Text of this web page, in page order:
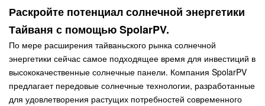
Раскройте потенциал солнечной энергетики
Тайваня с помощью SpolarPV.
По мере расширения тайваньского рынка солнечной
энергетики сейчас самое подходящее время для инвестиций в
высококачественные солнечные панели. Компания SpolarPV
предлагает передовые солнечные технологии, разработанные
для удовлетворения растущих потребностей современного